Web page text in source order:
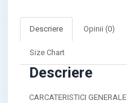
Descriere Opinii (0)
Size Chart
Descriere
CARCATERISTICI GENERALE